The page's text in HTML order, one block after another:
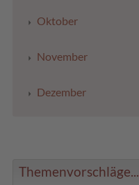
Oktober
November
Dezember
Themenvorschläge...